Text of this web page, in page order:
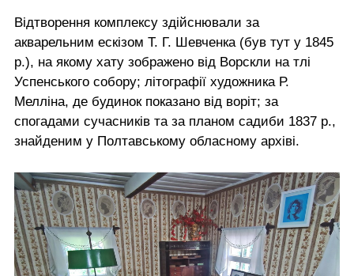
Відтворення комплексу здійснювали за
акварельним ескізом Т. Г. Шевченка (був тут у 1845
р.), на якому хату зображено від Ворскли на тлі
Успенського собору; літографії художника Р.
Мелліна, де будинок показано від воріт; за
спогадами сучасників та за планом садиби 1837 р.,
знайденим у Полтавському обласному архіві.